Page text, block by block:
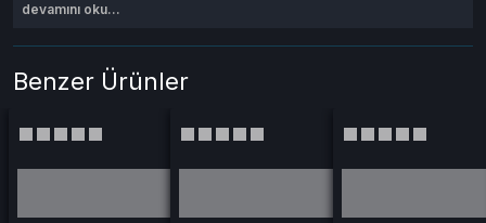
devamını oku...
Benzer Ürünler